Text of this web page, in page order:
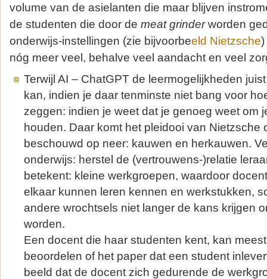
volume van de asielanten die maar blijven
de studenten die door de meat grinderworden
onderwijs-instellingen (zie bijvoorbeeld Nietzsche)
nóg meer veel, behalve veel aandacht en veel
Terwijl AI – ChatGPT de leermogelijkheden
kan, indien je daar tenminste niet bang voor
zeggen: indien je weet dat je genoeg weet om
houden. Daar komt het pleidooi van Nietzsche
beschouwd op neer: kauwen en herkauwen.
onderwijs: herstel de (vertrouwens-)relatie
betekent: kleine werkgroepen, waardoor
elkaar kunnen leren kennen en werkstukken,
andere wrochtsels niet langer de kans krijgen
worden.
Een docent die haar studenten kent, kan
beoordelen of het paper dat een student
beeld dat de docent zich gedurende de